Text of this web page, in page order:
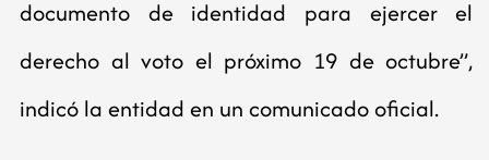
documento de identidad para ejercer el
derecho al voto el próximo 19 de octubre”,
indicó la entidad en un comunicado oficial.